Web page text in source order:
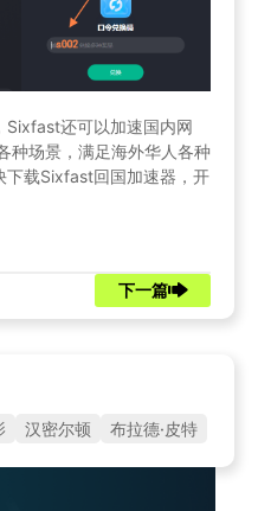
Sixfast还可以加速国内网
种场景，满足海外华人各种
下载Sixfast回国加速器，开
下一篇
汉密尔顿 布拉德·皮特